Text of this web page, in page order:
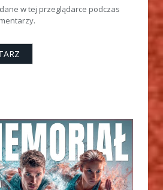
w tej przeglądarce podczas